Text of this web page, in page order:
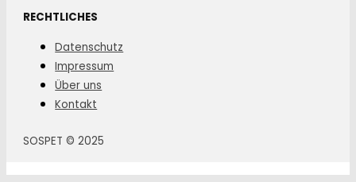
RECHTLICHES
Datenschutz
Impressum
Über uns
Kontakt
SOSPET © 2025